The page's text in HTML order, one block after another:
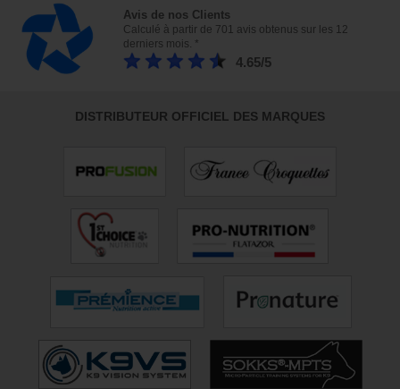
Avis de nos Clients
Calculé à partir de 701 avis obtenus sur les 12
derniers mois. *
4.65/5
DISTRIBUTEUR OFFICIEL DES MARQUES